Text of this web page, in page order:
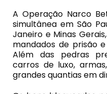
A Operação Narco
simultânea em São
Janeiro e Minas
mandados de prisão
Além das pedras
carros de luxo,
grandes quantias em